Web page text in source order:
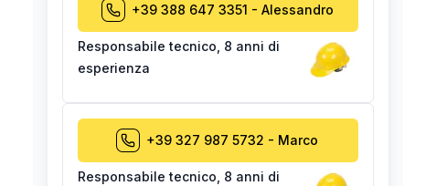
+39 388 647 3351 - Alessandro
Responsabile tecnico 8 anni di
esperienza
+39 327 987 5732 - Marco
Responsabile tecnico 8 anni di